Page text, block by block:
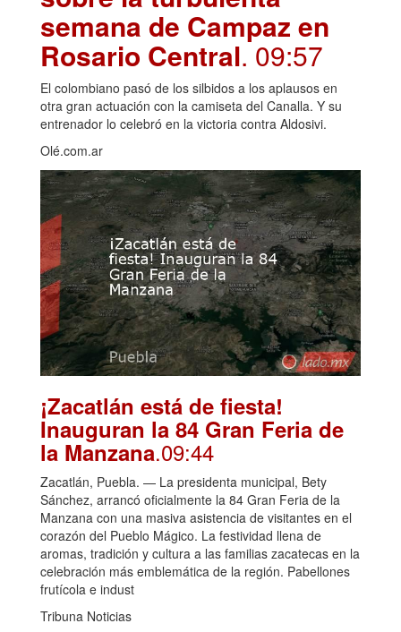
semana de Campaz en
Rosario Central. 09:57
El colombiano pasó de los silbidos a los aplausos en
otra gran actuación con la camiseta del Canalla. Y su
entrenador lo celebró en la victoria contra Aldosivi.
Olé.com.ar
¡Zacatlán está de fiesta!
Inauguran la 84 Gran Feria de
la Manzana.09:44
Zacatlán, Puebla. — La presidenta municipal, Bety
Sánchez, arrancó oficialmente la 84 Gran Feria de la
Manzana con una masiva asistencia de visitantes en el
corazón del Pueblo Mágico. La festividad llena de
aromas, tradición y cultura a las familias zacatecas en la
celebración más emblemática de la región. Pabellones
frutícola e indust
Tribuna Noticias